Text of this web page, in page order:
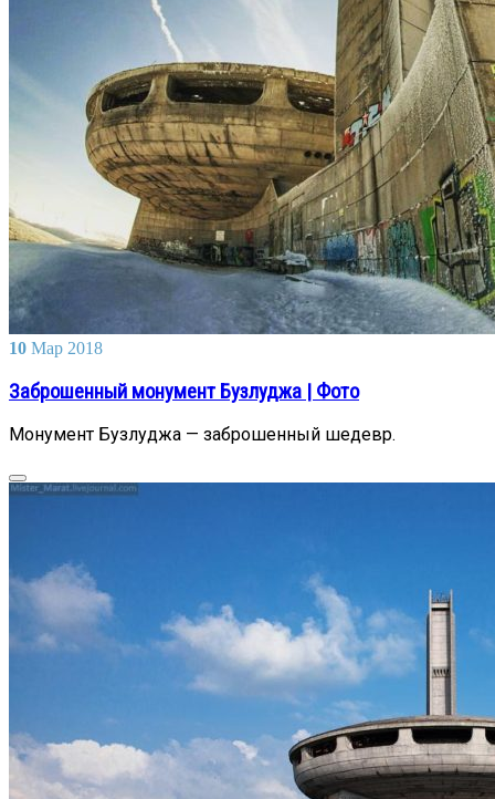
10 Мар 2018
Заброшенный монумент Бузлуджа | Фото
Монумент Бузлуджа — заброшенный шедевр.